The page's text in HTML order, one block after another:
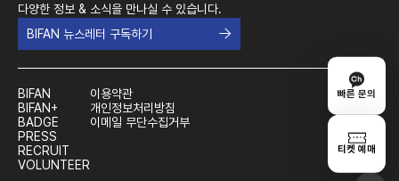
빠른 문의
티켓 예매
다양한 정보 & 소식을 만나실 수 있습니다.
BIFAN 뉴스레터 구독하기
BIFAN
BIFAN+
BADGE
PRESS
RECRUIT
VOLUNTEER
이용약관
개인정보처리방침
이메일 무단수집거부